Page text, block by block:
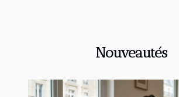
Nouveautés